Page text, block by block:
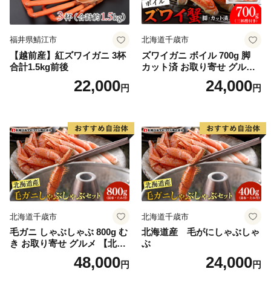
の気持ちを届ける番です。
陸前高田の返礼品を通して、私たちの想いが全国に、そ
して海の向こうまで届きますように。
福井県鯖江市
【越前産】紅ズワイガニ 3杯
合計1.5kg前後
22,000円
北海道千歳市
ズワイガニ ボイル 700g 脚
カット済 お取り寄せ グルメ
【北海道】【札幌バルナバフ
24,000円
北海道千歳市
毛ガニ しゃぶしゃぶ 800g む
き お取り寄せ グルメ 【北海
道】【札幌バルナバフーズ】
48,000円
北海道千歳市
北海道産 毛がにしゃぶしゃ
ぶ
24,000円